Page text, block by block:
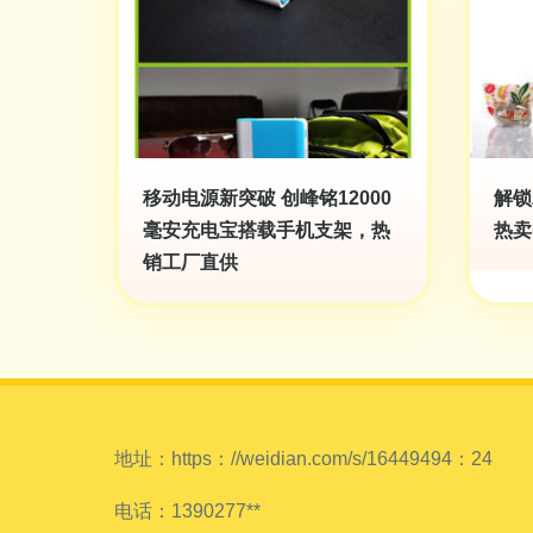
移动电源新突破 创峰铭12000
毫安充电宝搭载手机支架，热
销工厂直供
解
热
地址：https：//weidian.com/s/16449494：24
电话：1390277**